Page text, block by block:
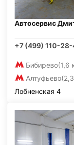
Автосервис
+7 (499) 110-
Бибирево(1,6
Алтуфьево
Лобненская 4